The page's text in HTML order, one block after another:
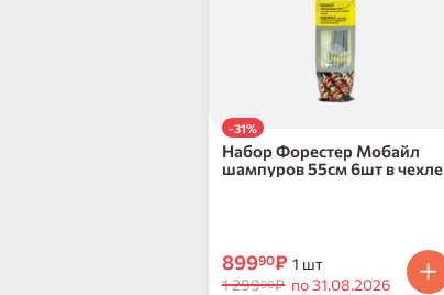
-31%
Набор Форестер Мобайл
шампуров 55см 6шт в чехле
89990₽ 1 шт
1 29990₽ по 31.08.2026